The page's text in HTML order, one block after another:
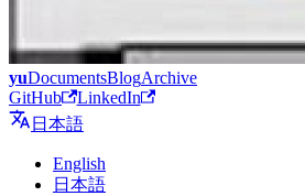
yuDocumentsBlogArchive
GitHub
LinkedIn
日本語
English
日本語